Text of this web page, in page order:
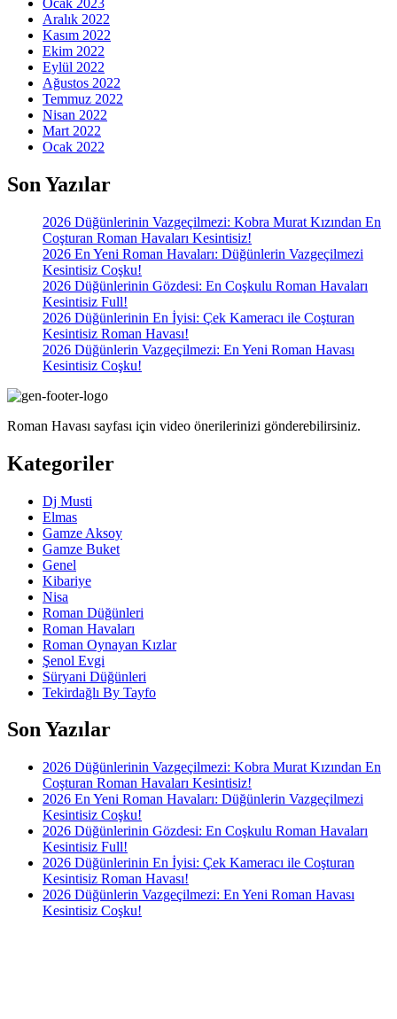
Aralık 2022
Kasım 2022
Ekim 2022
Eylül 2022
Ağustos 2022
Temmuz 2022
Nisan 2022
Mart 2022
Ocak 2022
Son Yazılar
2026 Düğünlerinin Vazgeçilmezi: Kobra Murat Kızından En
Coşturan Roman Havaları Kesintisiz!
2026 En Yeni Roman Havaları: Düğünlerin Vazgeçilmezi
Kesintisiz Coşku!
2026 Düğünlerinin Gözdesi: En Coşkulu Roman Havaları
Kesintisiz Full!
2026 Düğünlerinin En İyisi: Çek Kameracı ile Coşturan
Kesintisiz Roman Havası!
2026 Düğünlerin Vazgeçilmezi: En Yeni Roman Havası
Kesintisiz Coşku!
Roman Havası sayfası için video önerilerinizi gönderebilirsiniz.
Kategoriler
Dj Musti
Elmas
Gamze Aksoy
Gamze Buket
Genel
Kibariye
Nisa
Roman Düğünleri
Roman Havaları
Roman Oynayan Kızlar
Şenol Evgi
Süryani Düğünleri
Tekirdağlı By Tayfo
Son Yazılar
2026 Düğünlerinin Vazgeçilmezi: Kobra Murat Kızından En
Coşturan Roman Havaları Kesintisiz!
2026 En Yeni Roman Havaları: Düğünlerin Vazgeçilmezi
Kesintisiz Coşku!
2026 Düğünlerinin Gözdesi: En Coşkulu Roman Havaları
Kesintisiz Full!
2026 Düğünlerinin En İyisi: Çek Kameracı ile Coşturan
Kesintisiz Roman Havası!
2026 Düğünlerin Vazgeçilmezi: En Yeni Roman Havası
Kesintisiz Coşku!